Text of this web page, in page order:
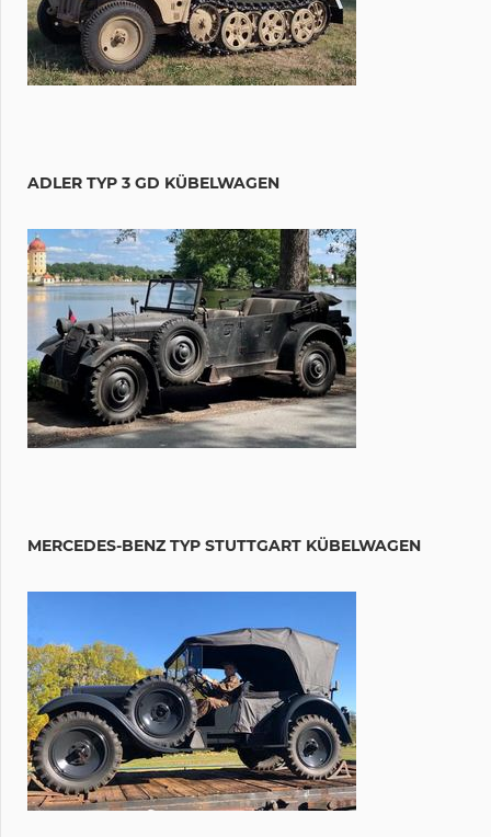
ADLER TYP 3 GD KÜBELWAGEN
MERCEDES-BENZ TYP STUTTGART KÜBELWAGEN